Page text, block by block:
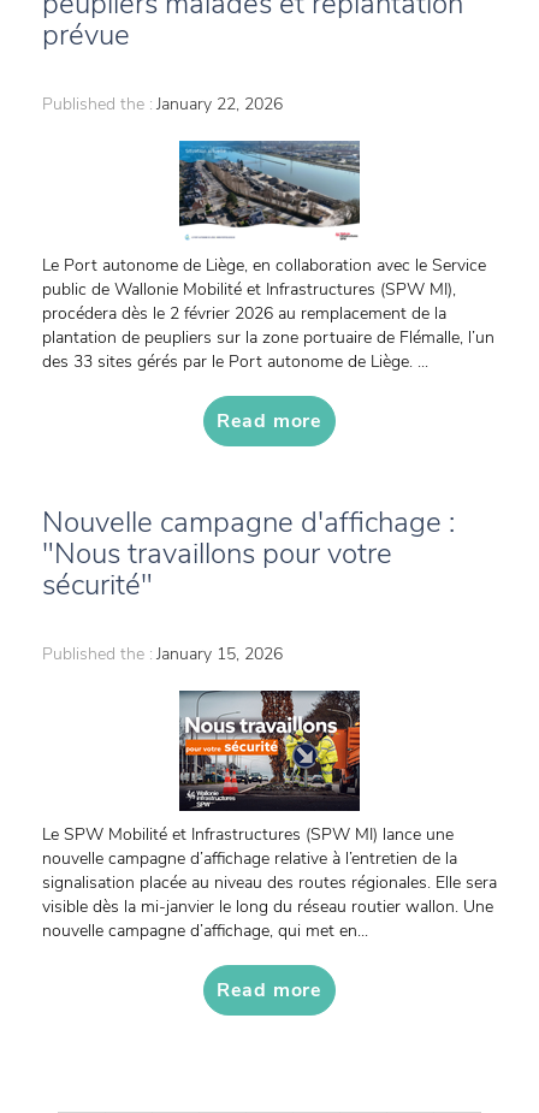
prévue
Published the : January 22, 2026
Le Port autonome de Liège, en collaboration avec le Service
public de Wallonie Mobilité et Infrastructures (SPW MI),
procédera dès le 2 février 2026 au remplacement de la
plantation de peupliers sur la zone portuaire de Flémalle, l’un
des 33 sites gérés par le Port autonome de Liège. ...
Read more
Nouvelle campagne d'affichage :
"Nous travaillons pour votre
sécurité"
Published the : January 15, 2026
Le SPW Mobilité et Infrastructures (SPW MI) lance une
nouvelle campagne d’affichage relative à l’entretien de la
signalisation placée au niveau des routes régionales. Elle sera
visible dès la mi-janvier le long du réseau routier wallon. Une
nouvelle campagne d’affichage, qui met en...
Read more